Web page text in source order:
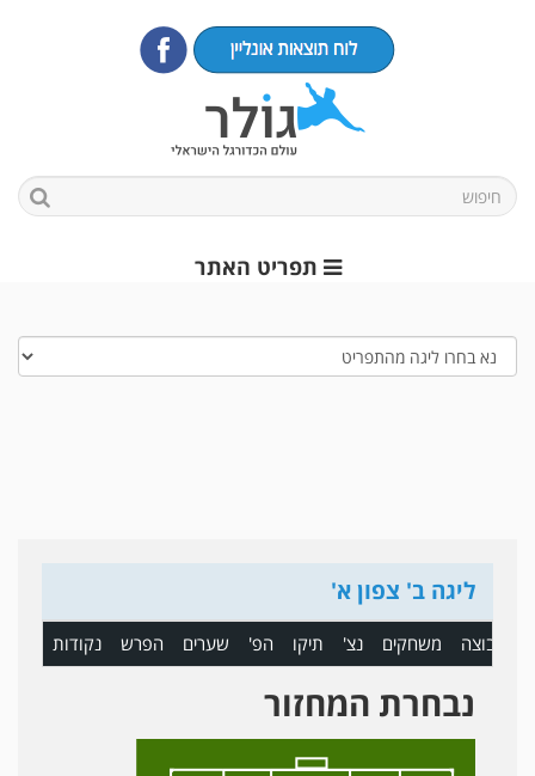
תפריט האתר
ליגה ב' צפון א'
קבוצה משחקים נצ' תיקו הפ' שערים הפרש נקודות
נבחרת המחזור